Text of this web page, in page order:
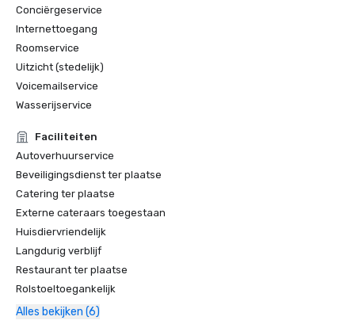
Conciërgeservice
Internettoegang
Roomservice
Uitzicht (stedelijk)
Voicemailservice
Wasserijservice
Faciliteiten
Autoverhuurservice
Beveiligingsdienst ter plaatse
Catering ter plaatse
Externe cateraars toegestaan
Huisdiervriendelijk
Langdurig verblijf
Restaurant ter plaatse
Rolstoeltoegankelijk
Alles bekijken (6)